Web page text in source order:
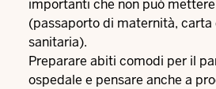
importanti che non può
(passaporto di maternità,
sanitaria).
Preparare abiti comodi per il
ospedale e pensare anche a